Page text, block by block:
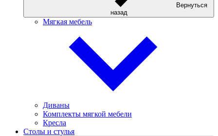
Вернуться
назад
Мягкая мебель
Диваны
Комплекты мягкой мебели
Кресла
Столы и стулья